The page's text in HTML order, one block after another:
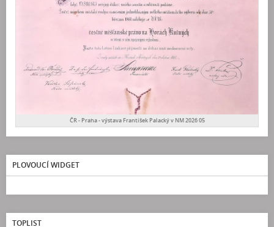
ČR - Praha - výstava František Palacký v NM 2026 05
PLOVOUCÍ WIDGET
TOPLIST